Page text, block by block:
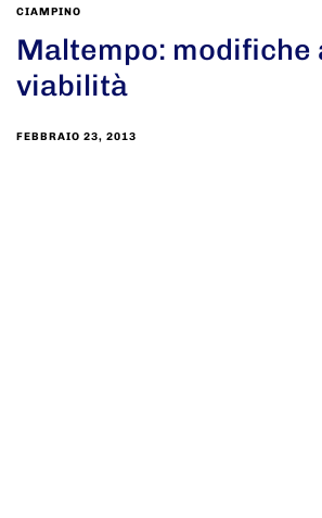
CIAMPINO
Maltempo: modifiche
viabilità
FEBBRAIO 23, 2013